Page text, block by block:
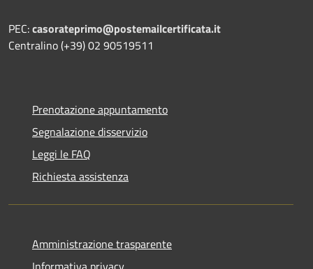
PEC:casorateprimo@postemailcertificata.it
Centralino (+39) 02 90519511
Prenotazione appuntamento
Segnalazione disservizio
Leggi le FAQ
Richiesta assistenza
Amministrazione trasparente